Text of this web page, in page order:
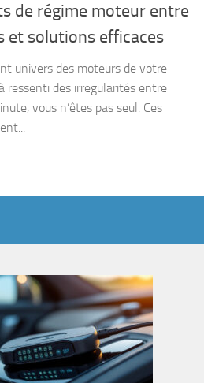
de régime moteur entre
et solutions efficaces
univers des moteurs de votre
ressenti des irregularités entre
vous n’êtes pas seul. Ces